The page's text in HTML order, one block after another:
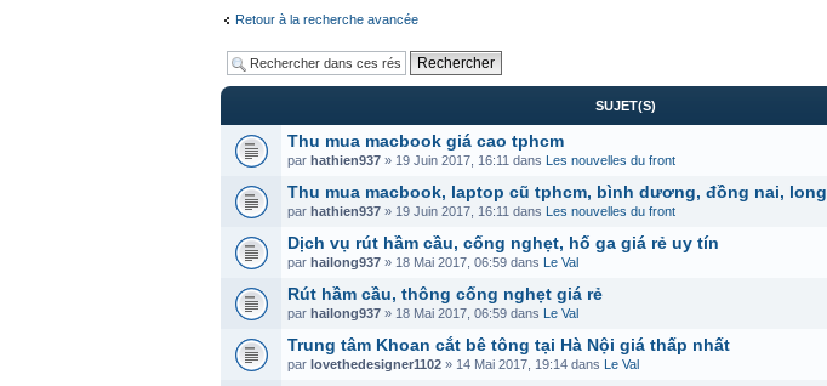
Retour à la recherche avancée
SUJET(S)
Thu mua macbook giá cao tphcm
par hathien937 » 19 Juin 2017, 16:11 dans Les nouvelles du front
Thu mua macbook, laptop cũ tphcm, bình dương, đồng nai, long
par hathien937 » 19 Juin 2017, 16:11 dans Les nouvelles du front
Dịch vụ rút hầm cầu, cống nghẹt, hố ga giá rẻ uy tín
par hailong937 » 18 Mai 2017, 06:59 dans Le Val
Rút hầm cầu, thông cống nghẹt giá rẻ
par hailong937 » 18 Mai 2017, 06:59 dans Le Val
Trung tâm Khoan cắt bê tông tại Hà Nội giá thấp nhất
par lovethedesigner1102 » 14 Mai 2017, 19:14 dans Le Val